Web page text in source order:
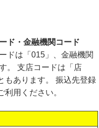
ド・金融機関コード
ドは「015」、金融機関
。 支店コードは「店
もあります。 振込先登録
用ください。